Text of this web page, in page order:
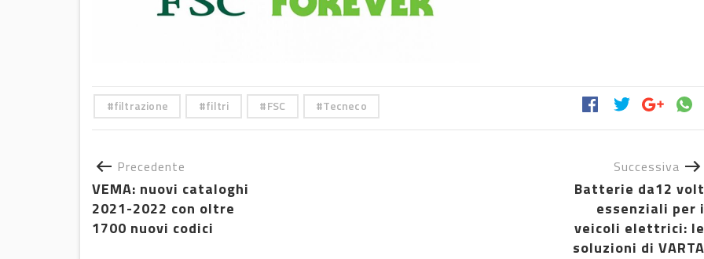
filtrazione filtri FSC Tecneco
Precedente
VEMA: nuovi cataloghi
2021-2022 con oltre
1700 nuovi codici
Successiva
Batterie da12 volt
essenziali per i
veicoli elettrici: le
soluzioni di VARTA